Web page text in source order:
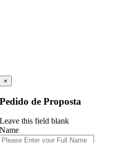
×
Pedido de Proposta
Leave this field blank
Name